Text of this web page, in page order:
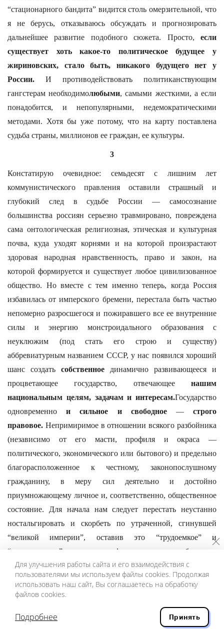
“стационарного бандита” видится столь омерзительной, что
я не берусь, отказываюсь обсуждать и прогнозировать
дальнейшее развитие подобного сюжета. Просто, если
существует хоть какое-то политическое будущее у
жириновских, стало быть, никакого будущего нет у
России. И противодействовать политиканствующим
гангстерам необходимолюбыми, самыми жесткими, а если
понадобится, и непопулярными, недемократическими
методами. Хотя бы уже потому, что на карту поставлена
судьба страны, миллионов ее граждан, ее культуры.
3
Констатирую очевидное: семьдесят с лишним лет
коммунистического правления оставили страшный и
глубокий след в судьбе России — самосознание
большинства россиян серьезно травмировано, повреждена
сама онтологическая религиозная, этическая и культурная
почва, куда уходят корнями и на которой произрастают
здоровая народная нравственность, право и закон, на
которой формируется и существует любое цивилизованное
общество. Но вместе с тем именно теперь, когда Россия
избавилась от имперского бремени, перестала быть частью
непомерно разросшегося и пожиравшего все ее внутренние
силы и энергию монстроидального образования с
неуклюжим (под стать его строю и существу)
аббревиатурным названием СССР, у нас появился хороший
шанс создать собственное динамично развивающееся и
процветающее государство, отвечающее нашим
национальным целям, задачам и интересам.Государство
одновременнои сильное и свободное—строго
правовое. Непримиримое в отношении всякого разбойника
(независимо от его масти, профиля и окраса —
политического, экономического или бытового) и предельно
благорасположенное к честному, законопослушному
гражданину, в меру сил деятельно и достойно
приумножающему личное и, соответственно, общественное
состояние. Для начала нам следует перестать неустанно
ностальгировать и скорбеть по утраченной, сгинувшей
“великой империи”, оставив это “трудоемкое” и
“плодотворное” занятие профессиональным публичным
плакальщикам из стана коммуно-шовинистов.
Формирование русского национального государства
произойдеттолько в результате преодоления имперского
Империи образуются и структурируются на принципах
Для улучшения работы сайта и его взаимодействия с
пользователями мы используем файлы cookies. Продолжая
использовать наш сайт, Вы соглашаетесь на обработку
файлов cookies.
Подробнее Принять